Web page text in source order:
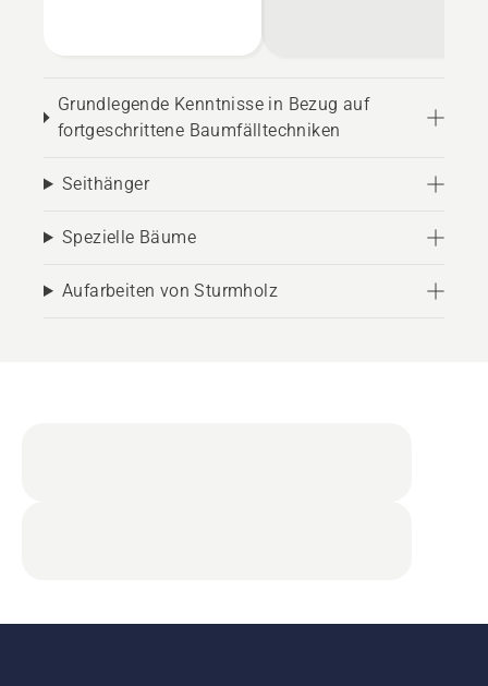
Grundlegende Kenntnisse in Bezug auf
fortgeschrittene Baumfälltechniken
Seithänger
Spezielle Bäume
Aufarbeiten von Sturmholz